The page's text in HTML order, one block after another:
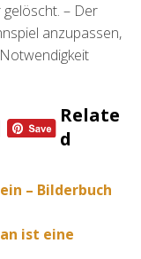
– Der
anzupassen,
Relate
D
– Bilderbuch
ist eine